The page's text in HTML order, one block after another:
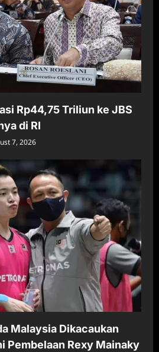
Rp44,75 Triliun ke JBS
di RI
7, 2026
Malaysia Dikacaukan
Pembelaan Rexy Mainaky